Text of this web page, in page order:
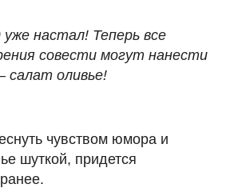
настал! Теперь все
совести могут нанести
салат оливье!
чувством юмора и
шуткой, придется